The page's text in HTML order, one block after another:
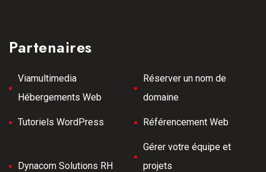
Partenaires
Viamultimedia
Hébergements Web
Réserver un nom de
domaine
Tutoriels WordPress Référencement Web
Dynacom Solutions RH
Gérer votre équipe et
projets